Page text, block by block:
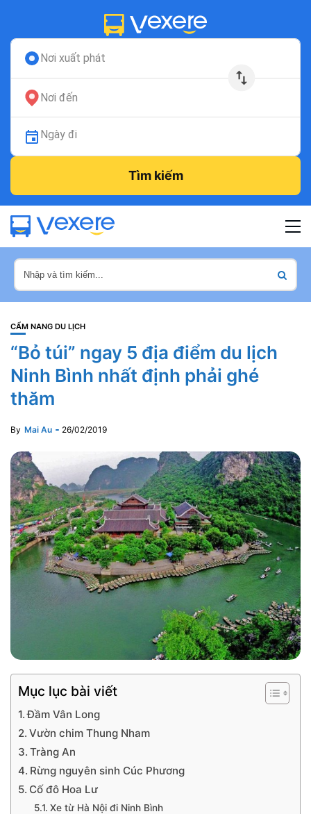
Nơi xuất phát
Nơi đến
Ngày đi
Tìm kiếm
CẨM NANG DU LỊCH
“Bỏ túi” ngay 5 địa điểm du lịch
Ninh Bình nhất định phải ghé
thăm
By Mai Au 26/02/2019
Mục lục bài viết
Đầm Vân Long
Vườn chim Thung Nham
Tràng An
Rừng nguyên sinh Cúc Phương
Cố đô Hoa Lư
Xe từ Hà Nội đi Ninh Bình